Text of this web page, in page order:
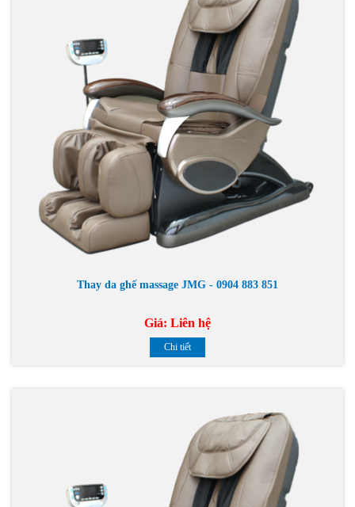
Thay da ghế massage JMG - 0904 883 851
Giá: Liên hệ
Chi tiết